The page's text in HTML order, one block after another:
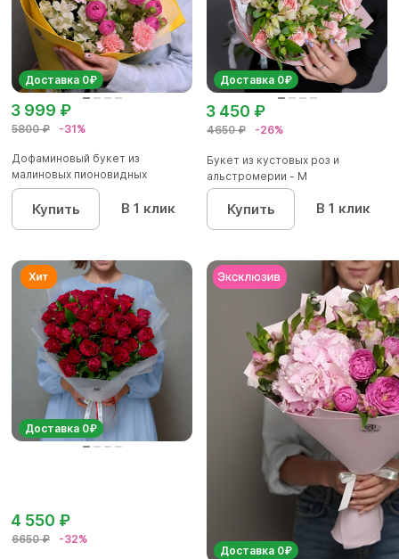
Доставка 0₽
5800 ₽ -31%
3 999 ₽
Дофаминовый букет из
малиновых пионовидных
кустовых роз...
Купить В 1 клик
Доставка 0₽
4650 ₽ -26%
3 450 ₽
Букет из кустовых роз и
альстромерии - М
Купить В 1 клик
Доставка 0₽
6650 ₽ -32%
4 550 ₽
Доставка 0₽